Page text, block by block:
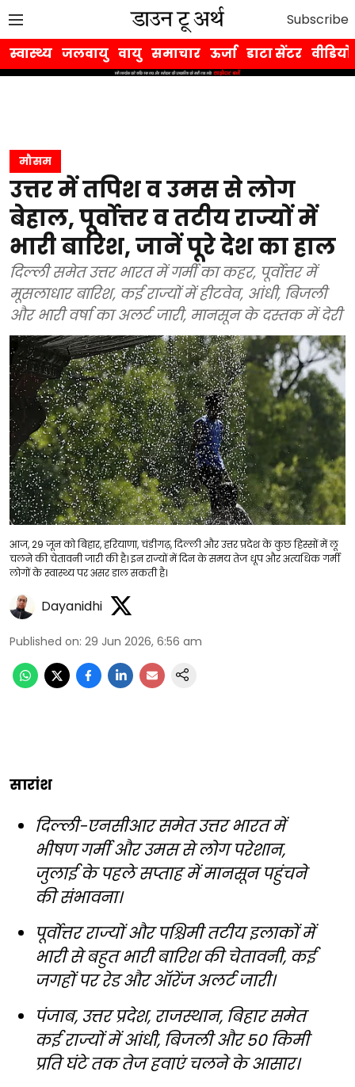
Subscribe
स्वास्थ्य जलवायु वायु समाचार ऊर्जा डाटा सेंटर वीडियो
मौसम
उत्तर में तपिश व उमस से लोग
बेहाल, पूर्वोत्तर व तटीय राज्यों में
भारी बारिश, जानें पूरे देश का हाल
दिल्ली समेत उत्तर भारत में गर्मी का कहर, पूर्वोत्तर में
मूसलाधार बारिश, कई राज्यों में हीटवेव, आंधी, बिजली
और भारी वर्षा का अलर्ट जारी, मानसून के दस्तक में देरी
आज, 29 जून को बिहार, हरियाणा, चंडीगढ़, दिल्ली और उत्तर प्रदेश के कुछ हिस्सों में लू
चलने की चेतावनी जारी की है। इन राज्यों में दिन के समय तेज धूप और अत्यधिक गर्मी
लोगों के स्वास्थ्य पर असर डाल सकती है।
Dayanidhi
Published on: 29 Jun 2026, 6:56 am
सारांश
दिल्ली-एनसीआर समेत उत्तर भारत में
भीषण गर्मी और उमस से लोग परेशान,
जुलाई के पहले सप्ताह में मानसून पहुंचने
की संभावना।
पूर्वोत्तर राज्यों और पश्चिमी तटीय इलाकों में
भारी से बहुत भारी बारिश की चेतावनी, कई
जगहों पर रेड और ऑरेंज अलर्ट जारी।
पंजाब, उत्तर प्रदेश, राजस्थान, बिहार समेत
कई राज्यों में आंधी, बिजली और 50 किमी
प्रति घंटे तक तेज हवाएं चलने के आसार।